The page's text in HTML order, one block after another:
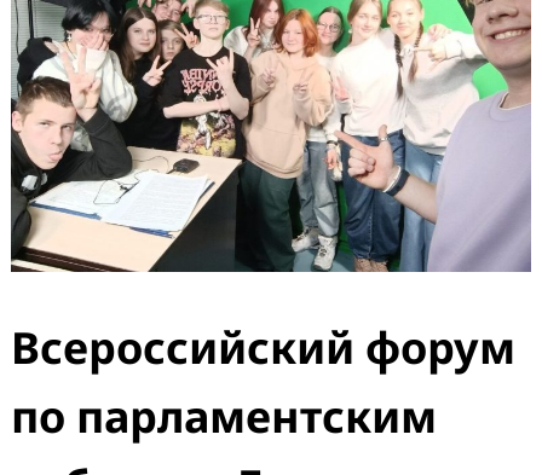
Всероссийский форум
по парламентским